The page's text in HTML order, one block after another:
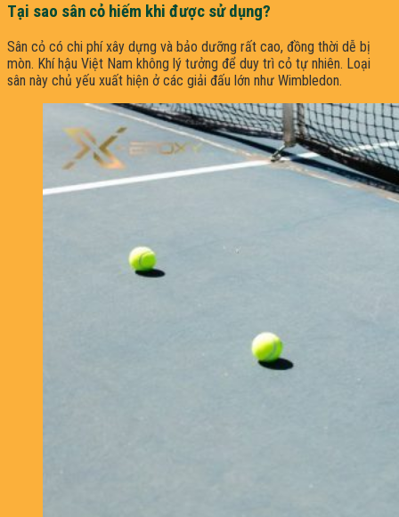
Tại sao sân cỏ hiếm khi được sử dụng?
Sân cỏ có chi phí xây dựng và bảo dưỡng rất cao, đồng thời dễ bị
mòn. Khí hậu Việt Nam không lý tưởng để duy trì cỏ tự nhiên. Loại
sân này chủ yếu xuất hiện ở các giải đấu lớn như Wimbledon.